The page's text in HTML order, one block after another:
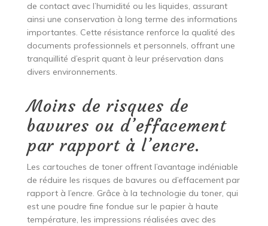
de contact avec l’humidité ou les liquides, assurant
ainsi une conservation à long terme des informations
importantes. Cette résistance renforce la qualité des
documents professionnels et personnels, offrant une
tranquillité d’esprit quant à leur préservation dans
divers environnements.
Moins de risques de
bavures ou d’effacement
par rapport à l’encre.
Les cartouches de toner offrent l’avantage indéniable
de réduire les risques de bavures ou d’effacement par
rapport à l’encre. Grâce à la technologie du toner, qui
est une poudre fine fondue sur le papier à haute
température, les impressions réalisées avec des